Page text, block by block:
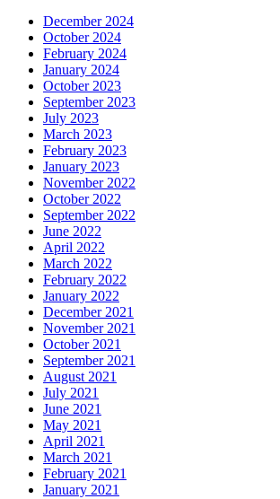
December 2024
October 2024
February 2024
January 2024
October 2023
September 2023
July 2023
March 2023
February 2023
January 2023
November 2022
October 2022
September 2022
June 2022
April 2022
March 2022
February 2022
January 2022
December 2021
November 2021
October 2021
September 2021
August 2021
July 2021
June 2021
May 2021
April 2021
March 2021
February 2021
January 2021